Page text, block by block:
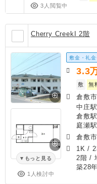
3人閲覧中
Cherry CreekI 2階
もっと見る
1人検討中
敷金・礼
3.3
敷
無
倉敷
中庄
倉敷
庭瀬
倉敷
1K /
2階 /
築28年